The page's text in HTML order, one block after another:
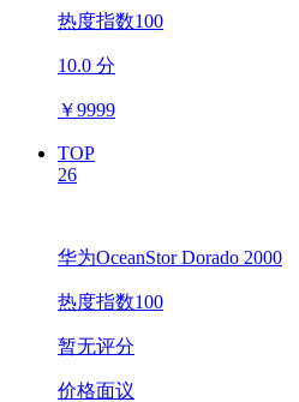
热度指数100
10.0 分
￥9999
TOP
26
华为OceanStor Dorado 2000
热度指数100
暂无评分
价格面议